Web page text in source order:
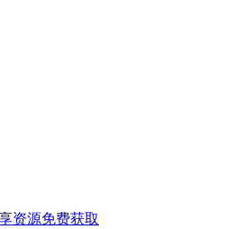
资源免费获取